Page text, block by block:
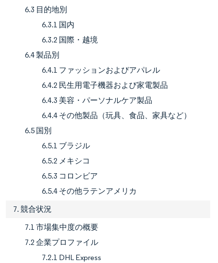
6.3 目的地別
6.3.1 国内
6.3.2 国際・越境
6.4 製品別
6.4.1 ファッションおよびアパレル
6.4.2 民生用電子機器および家電製品
6.4.3 美容・パーソナルケア製品
6.4.4 その他製品（玩具、食品、家具など）
6.5 国別
6.5.1 ブラジル
6.5.2 メキシコ
6.5.3 コロンビア
6.5.4 その他ラテンアメリカ
7. 競合状況
7.1 市場集中度の概要
7.2 企業プロファイル
7.2.1 DHL Express